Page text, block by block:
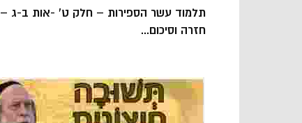
תלמוד עשר הספירות – חלק ט' -אות ב-ג –
חזרה וסיכום...